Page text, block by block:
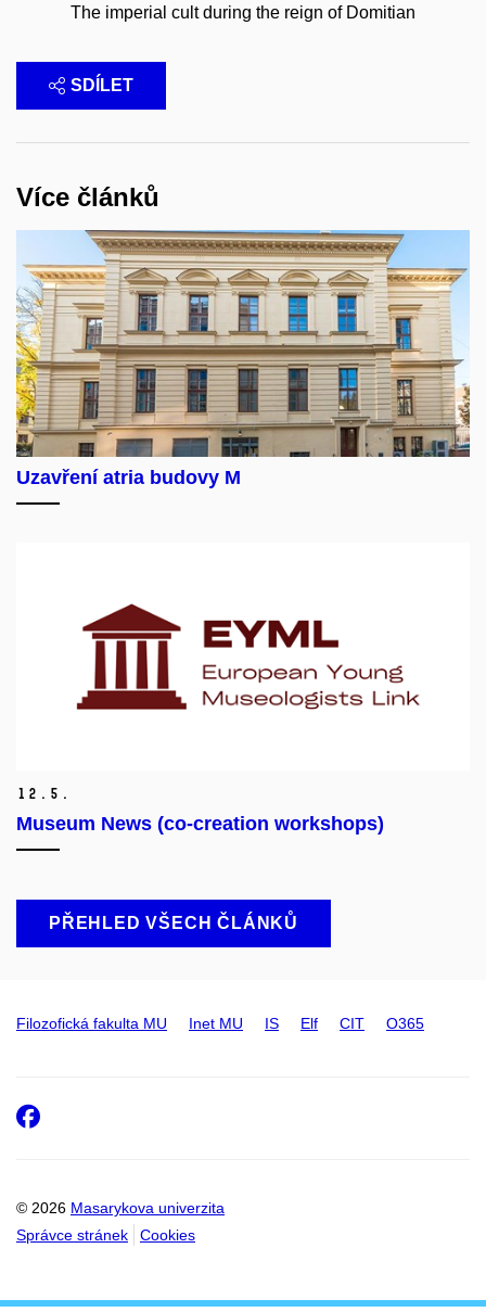
The imperial cult during the reign of Domitian
SDÍLET
Více článků
Uzavření atria budovy M
12. 5.
Museum News (co-creation workshops)
PŘEHLED VŠECH ČLÁNKŮ
Filozofická fakulta MU Inet MU IS Elf CIT O365
© 2026 Masarykova univerzita
Správce stránek
Cookies
Facebook